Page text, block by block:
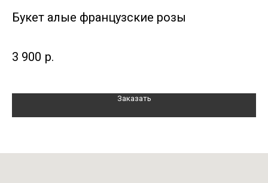
Букет алые французские розы
3 900 р.
Заказать